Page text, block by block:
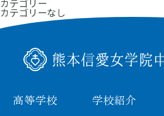
カテゴリー
カテゴリーなし
高等学校 学校紹介
高等学校
中学校